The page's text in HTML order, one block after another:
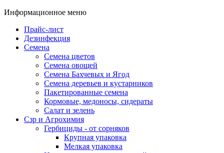
Информационное меню
Прайс-лист
Дезинфекция
Семена
Семена цветов
Семена овощей
Семена Бахчевых и Ягод
Семена деревьев и кустарников
Пакетированные семена
Кормовые, медоносы, сидераты
Салат и зелень
Сзр и Агрохимия
Гербициды - от сорняков
Крупная упаковка
Мелкая упаковка